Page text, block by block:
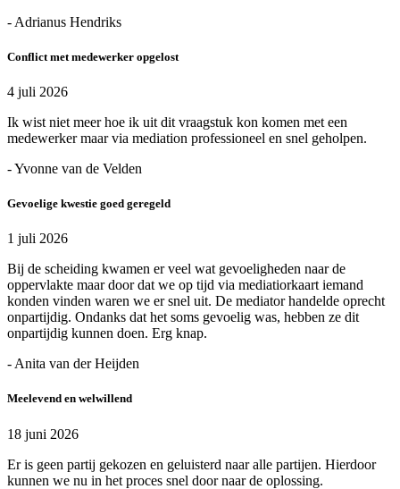
- Adrianus Hendriks
Conflict met medewerker opgelost
4 juli 2026
Ik wist niet meer hoe ik uit dit vraagstuk kon komen met een
medewerker maar via mediation professioneel en snel geholpen.
- Yvonne van de Velden
Gevoelige kwestie goed geregeld
1 juli 2026
Bij de scheiding kwamen er veel wat gevoeligheden naar de
oppervlakte maar door dat we op tijd via mediatiorkaart iemand
konden vinden waren we er snel uit. De mediator handelde oprecht
onpartijdig. Ondanks dat het soms gevoelig was, hebben ze dit
onpartijdig kunnen doen. Erg knap.
- Anita van der Heijden
Meelevend en welwillend
18 juni 2026
Er is geen partij gekozen en geluisterd naar alle partijen. Hierdoor
kunnen we nu in het proces snel door naar de oplossing.